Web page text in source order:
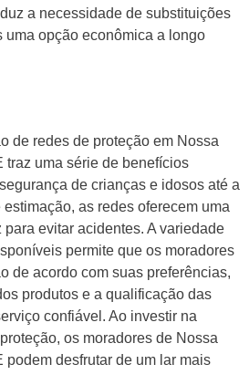
a necessidade de substituições
uma opção econômica a longo
de redes de proteção em Nossa
traz uma série de benefícios
de crianças e idosos até a
as redes oferecem uma
evitar acidentes. A variedade
permite que os moradores
de acordo com suas preferências,
produtos e a qualificação das
confiável. Ao investir na
os moradores de Nossa
podem desfrutar de um lar mais